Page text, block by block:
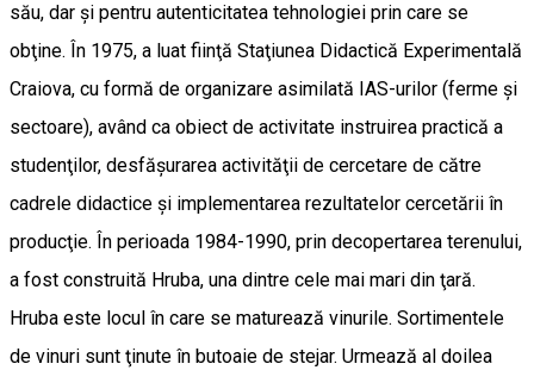
său, dar şi pentru autenticitatea tehnologiei prin care se
obţine. În 1975, a luat fiinţă Staţiunea Didactică Experimentală
Craiova, cu formă de organizare asimilată IAS-urilor (ferme şi
sectoare), având ca obiect de activitate instruirea practică a
studenţilor, desfăşurarea activităţii de cercetare de către
cadrele didactice şi implementarea rezultatelor cercetării în
producţie. În perioada 1984-1990, prin decopertarea terenului,
a fost construită Hruba, una dintre cele mai mari din ţară.
Hruba este locul în care se maturează vinurile. Sortimentele
de vinuri sunt ţinute în butoaie de stejar. Urmează al doilea